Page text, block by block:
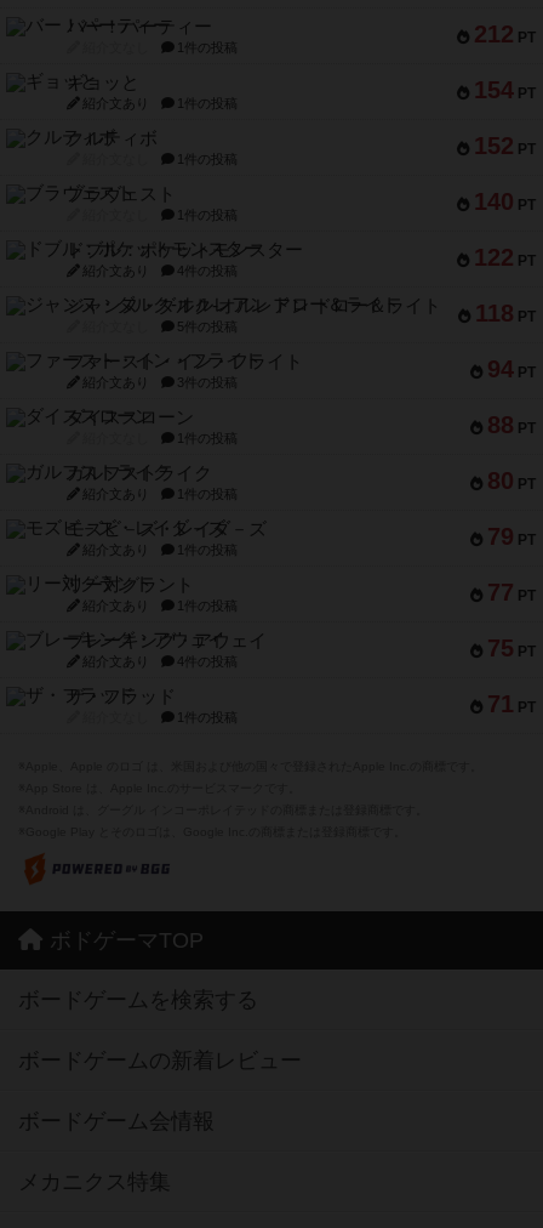
212 PT
バー！パーティー
1件の投稿
154 PT
ギョッと
紹介文あり 1件の投稿
152 PT
クルティボ
1件の投稿
140 PT
ブラヴェスト
1件の投稿
122 PT
ドブル：ポケットモンスター
紹介文あり 4件の投稿
118 PT
ジャンヌ・ダルク-オルレアン ドロー＆ライト
5件の投稿
94 PT
ファースト・イン・フライト
紹介文あり 3件の投稿
88 PT
ダイススローン
1件の投稿
80 PT
ガルフストライク
紹介文あり 1件の投稿
79 PT
モズビ－ズ・レイダ－ズ
紹介文あり 1件の投稿
77 PT
リー対グラント
紹介文あり 1件の投稿
75 PT
ブレーキング・アウェイ
紹介文あり 4件の投稿
71 PT
ザ・フラッド
1件の投稿
ボドゲーマTOP
ボードゲームを検索する
ボードゲームの新着レビュー
ボードゲーム会情報
メカニクス特集